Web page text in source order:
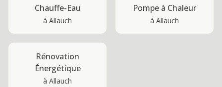
Chauffe-Eau
à Allauch
Pompe à Chaleur
à Allauch
Rénovation
Énergétique
à Allauch